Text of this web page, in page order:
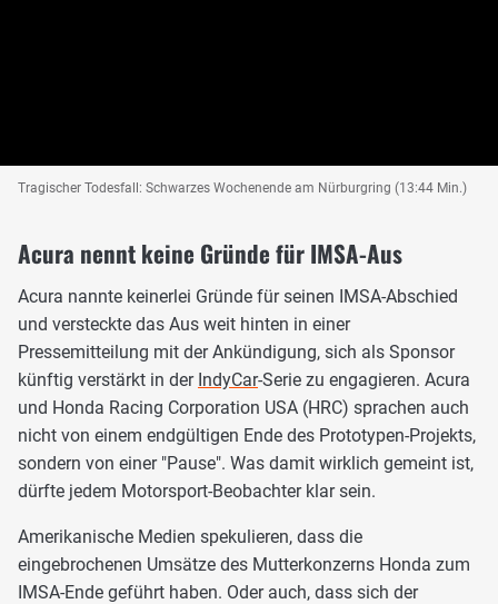
Tragischer Todesfall: Schwarzes Wochenende am Nürburgring (13:44 Min.)
Acura nennt keine Gründe für IMSA-Aus
Acura nannte keinerlei Gründe für seinen IMSA-Abschied
und versteckte das Aus weit hinten in einer
Pressemitteilung mit der Ankündigung, sich als Sponsor
künftig verstärkt in der IndyCar-Serie zu engagieren. Acura
und Honda Racing Corporation USA (HRC) sprachen auch
nicht von einem endgültigen Ende des Prototypen-Projekts,
sondern von einer "Pause". Was damit wirklich gemeint ist,
dürfte jedem Motorsport-Beobachter klar sein.
Amerikanische Medien spekulieren, dass die
eingebrochenen Umsätze des Mutterkonzerns Honda zum
IMSA-Ende geführt haben. Oder auch, dass sich der